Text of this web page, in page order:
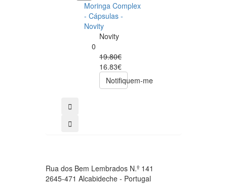
Moringa Complex
- Cápsulas -
Novity
Novity
0
19.80€
16.83€
Notifiquem-me
Rua dos Bem Lembrados N.º 141
2645-471 Alcabideche - Portugal